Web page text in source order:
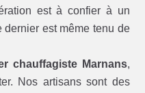
est à confier à un
est même tenu de
chauffagiste Marnans,
Nos artisans sont des